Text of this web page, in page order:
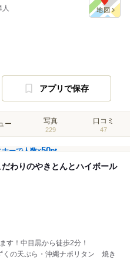
人
アプリで保存
ー 写真
229
口コミ
47
ーで人数×50pt
わりのやきとんとハイボール
す！中目黒から徒歩2分！
くの天ぷら・沖縄ナポリタン 焼き